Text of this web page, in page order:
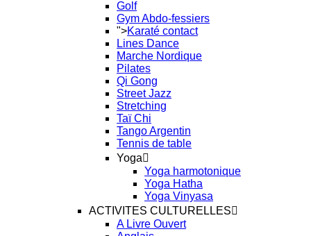
Golf
Gym Abdo-fessiers
">Karaté contact
Lines Dance
Marche Nordique
Pilates
Qi Gong
Street Jazz
Stretching
Taï Chi
Tango Argentin
Tennis de table
Yoga
Yoga harmotonique
Yoga Hatha
Yoga Vinyasa
ACTIVITES CULTURELLES
A Livre Ouvert